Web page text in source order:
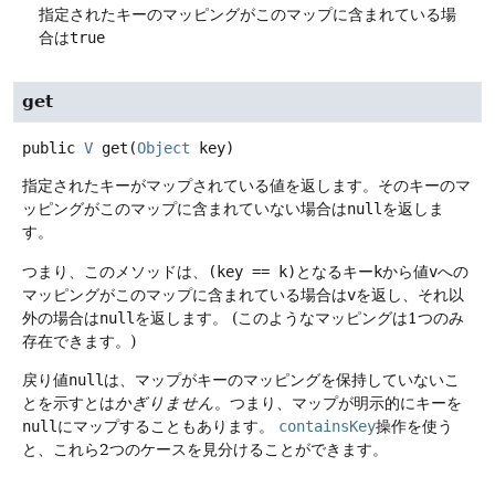
指定されたキーのマッピングがこのマップに含まれている場
合はtrue
get
public V get (Object key)
指定されたキーがマップされている値を返します。そのキーのマ
ッピングがこのマップに含まれていない場合はnullを返しま
す。
つまり、このメソッドは、 (key == k) となるキー kから値vへの
マッピングがこのマップに含まれている場合はvを返し、それ以
外の場合はnull を返します。
(このようなマッピングは1つのみ
存在できます。)
戻り値null は、マップがキーのマッピングを保持していないこ
とを示すとはかぎりません。つまり、マップが明示的にキーを
null にマップすることもあります。 containsKey操作を使う
と、これら2つのケースを見分けることができます。